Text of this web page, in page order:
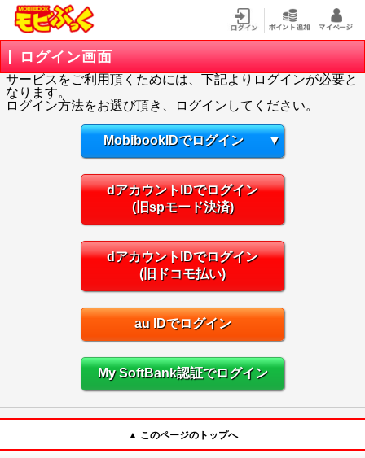
ログイン画面
サービスをご利用頂くためには、下記よりログインが必要と
なります。
ログイン方法をお選び頂き、ログインしてください。
MobibookIDでログイン ▼
dアカウントIDでログイン
(旧spモード決済)
dアカウントIDでログイン
(旧ドコモ払い)
au IDでログイン
My SoftBank認証でログイン
▲ このページのトップへ